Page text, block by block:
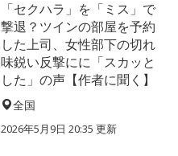
「セクハラ」を「ミス」で
撃退？ツインの部屋を予約
した上司、女性部下の切れ
味鋭い反撃にに「スカッと
した」の声【作者に聞く】
全国
2026年5月9日 20:35 更新